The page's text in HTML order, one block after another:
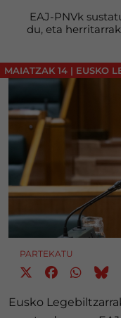
EAJ-PNVk
du, eta
MAIATZAK 14 | EUSKO
PARTEKATU
Eusko